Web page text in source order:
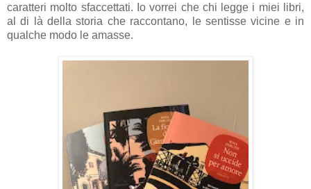
caratteri molto sfaccettati. Io vorrei che chi legge i miei libri,
al di là della storia che raccontano, le sentisse vicine e in
qualche modo le amasse.